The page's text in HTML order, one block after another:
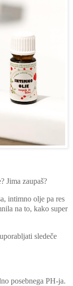
Jima zaupaš?
intimno olje pa res
na to, kako super
sledeče
posebnega PH-ja.